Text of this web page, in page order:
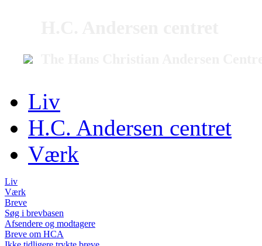
Liv
H.C. Andersen centret
Værk
Liv
Værk
Breve
Søg i brevbasen
Afsendere og modtagere
Breve om HCA